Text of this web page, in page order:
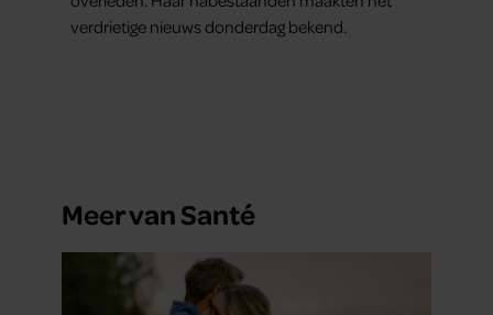
verdrietige nieuws donderdag bekend.
Meer van Santé